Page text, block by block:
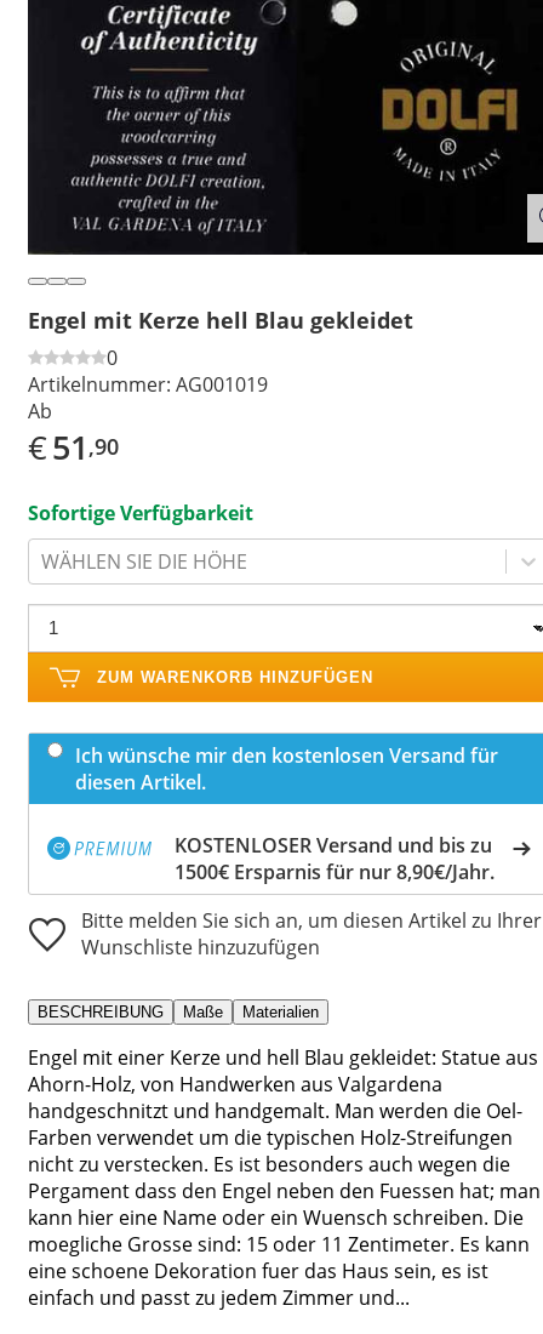
Engel mit Kerze hell Blau gekleidet
0
Artikelnummer: AG001019
Ab
€51 ,90
Sofortige Verfügbarkeit
WÄHLEN SIE DIE HÖHE
ZUM WARENKORB HINZUFÜGEN
Ich wünsche mir den kostenlosen Versand für
diesen Artikel.
KOSTENLOSER Versand und bis zu
1500€ Ersparnis für nur 8,90€/Jahr.
Bitte melden Sie sich an, um diesen Artikel zu Ihrer
Wunschliste hinzuzufügen
BESCHREIBUNG Maße Materialien
Engel mit einer Kerze und hell Blau gekleidet: Statue aus
Ahorn-Holz, von Handwerken aus Valgardena
handgeschnitzt und handgemalt. Man werden die Oel-
Farben verwendet um die typischen Holz-Streifungen
nicht zu verstecken. Es ist besonders auch wegen die
Pergament dass den Engel neben den Fuessen hat; man
kann hier eine Name oder ein Wuensch schreiben. Die
moegliche Grosse sind: 15 oder 11 Zentimeter. Es kann
eine schoene Dekoration fuer das Haus sein, es ist
einfach und passt zu jedem Zimmer und...